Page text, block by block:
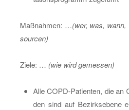
Maß­nah­men: …(wer, was,
sour­cen)
Ziele: … (wie wird ge­mes­sen)
Alle COPD-Pa­ti­en­ten, die an
den sind auf Be­zirks­ebe­ne